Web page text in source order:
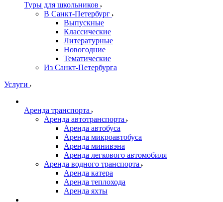
Туры для школьников
В Санкт-Петербург
Выпускные
Классические
Литературные
Новогодние
Тематические
Из Санкт-Петербурга
Услуги
Аренда транспорта
Аренда автотранспорта
Аренда автобуса
Аренда микроавтобуса
Аренда минивэна
Аренда легкового автомобиля
Аренда водного транспорта
Аренда катера
Аренда теплохода
Аренда яхты